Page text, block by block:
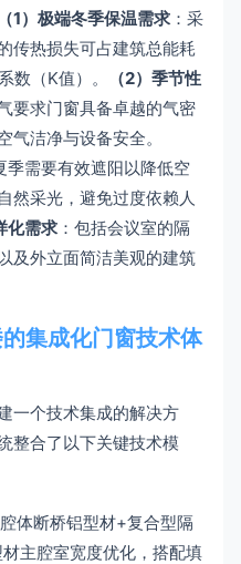
（1）极端冬季保温需求 ：采
传热损失可占建筑总能耗
数（K值）。
（2）季节性
要求门窗具备卓越的气密
气洁净与设备安全。
季需要有效遮阳以降低空
然采光，避免过度依赖人
化需求 ：包括会议室的隔
及外立面简洁美观的建筑
集成化门窗技术体
一个技术集成的解决方
整合了以下关键技术模
体断桥铝型材+复合型隔
主腔室宽度优化，搭配填